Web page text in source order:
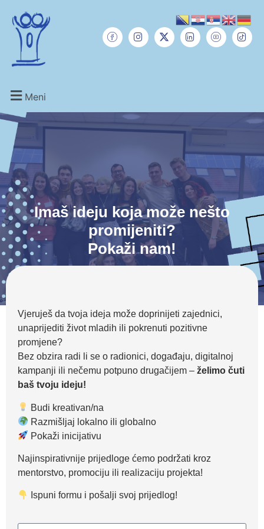
Meni
Imaš ideju koja može nešto
promijeniti?
Pokaži nam!
Vjeruješ da tvoja ideja može doprinijeti zajednici,
unaprijediti život mladih ili pokrenuti pozitivne
promjene?
Bez obzira radi li se o radionici, događaju, digitalnoj
kampanji ili nečemu potpuno drugačijem – želimo čuti
baš tvoju ideju!
Budi kreativan/na
Razmišljaj lokalno ili globalno
Pokaži inicijativu
Najinspirativnije prijedloge ćemo podržati kroz
mentorstvo, promociju ili realizaciju projekta!
Ispuni formu i pošalji svoj prijedlog!